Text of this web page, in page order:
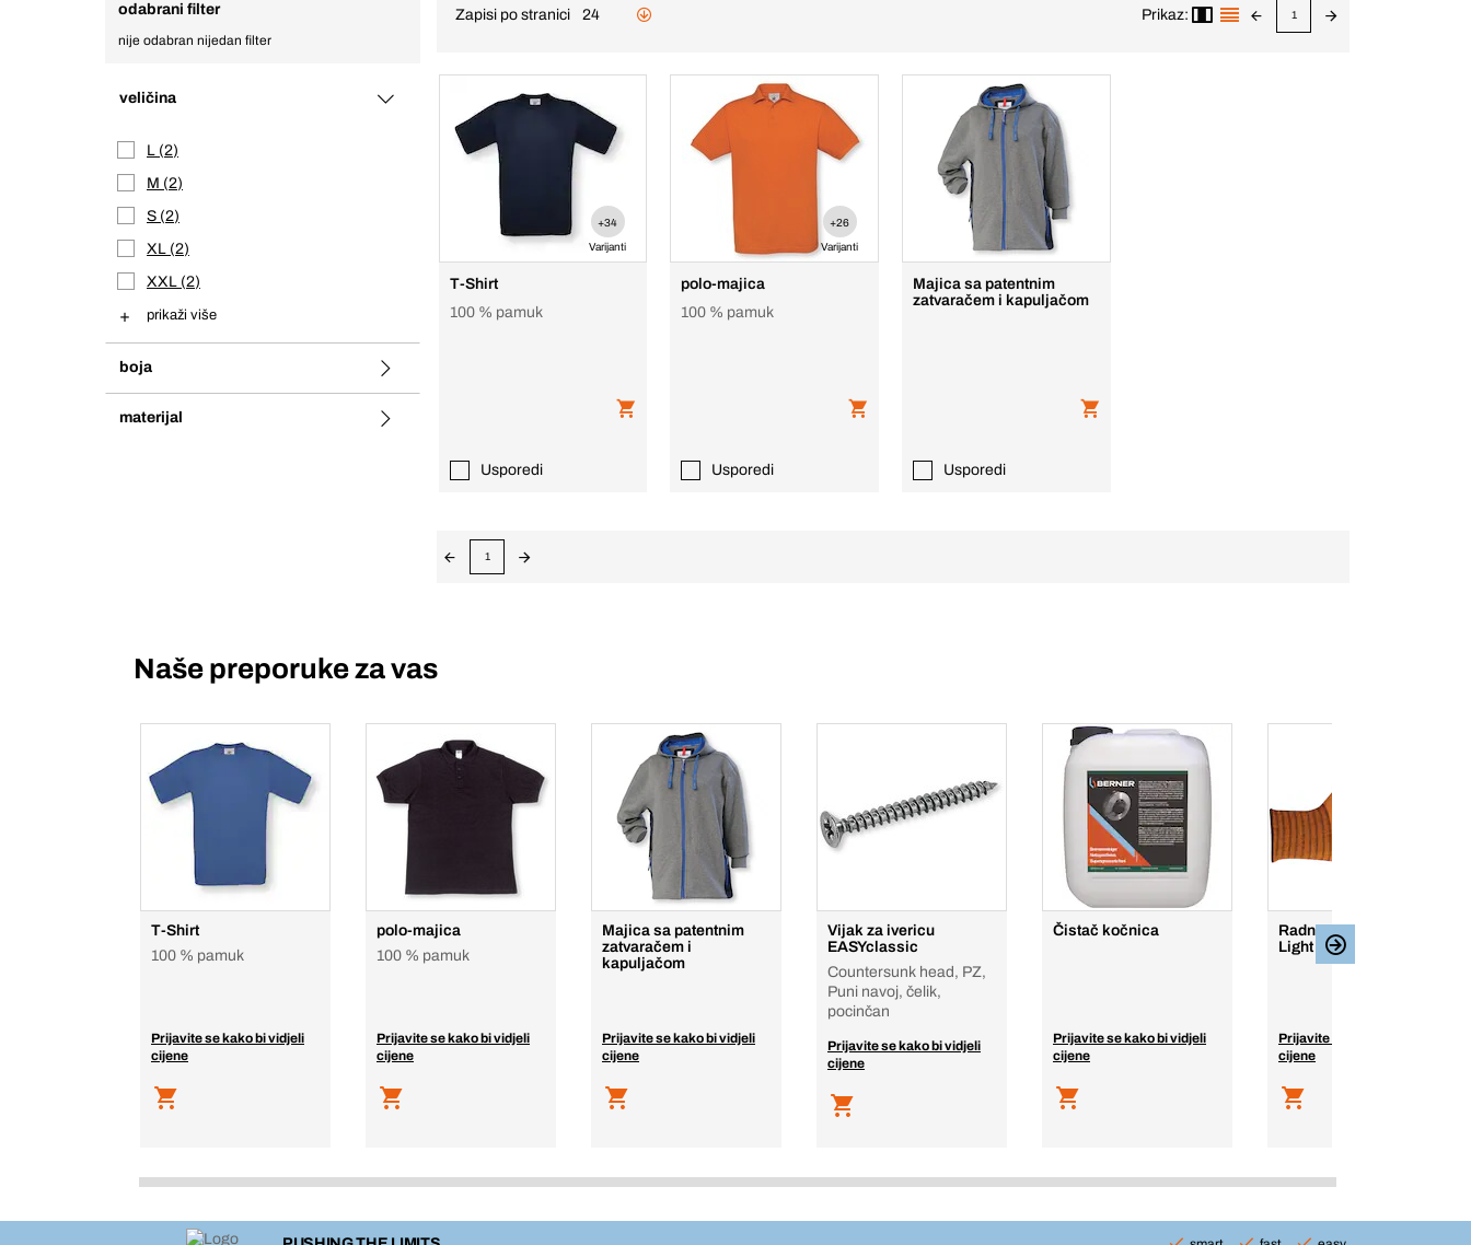
odabrani filter
nije odabran nijedan filter
veličina
L 2
M 2
S 2
XL 2
XXL 2
prikaži više
boja
materijal
Zapisi po stranici 24 Prikaz: 1
+34
Varijanti
T-Shirt
100 % pamuk
Usporedi
+26
Varijanti
polo-majica
100 % pamuk
Usporedi
Majica sa patentnim
zatvaračem i kapuljačom
Usporedi
1
Naše preporuke za vas
T-Shirt
100 % pamuk
Prijavite se kako bi vidjeli
cijene
polo-majica
100 % pamuk
Prijavite se kako bi vidjeli
cijene
Majica sa patentnim
zatvaračem i
kapuljačom
Prijavite se kako bi vidjeli
cijene
Vijak za ivericu
EASYclassic
Countersunk head, PZ,
Puni navoj, čelik,
pocinčan
Prijavite se kako bi vidjeli
cijene
Čistač kočnica
Prijavite se kako bi vidjeli
cijene
Radna rukavica Flexus
Light
Prijavite se kako bi vidjeli
cijene